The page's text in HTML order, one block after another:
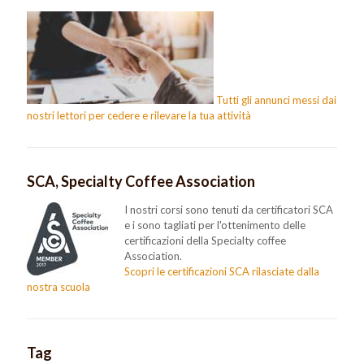
Tutti gli annunci messi dai
nostri lettori per cedere e rilevare la tua attività
SCA, Specialty Coffee Association
I nostri corsi sono tenuti da certificatori SCA
e i sono tagliati per l'ottenimento delle
certificazioni della Specialty coffee
Association.
Scopri le certificazioni SCA rilasciate dalla
nostra scuola
Tag